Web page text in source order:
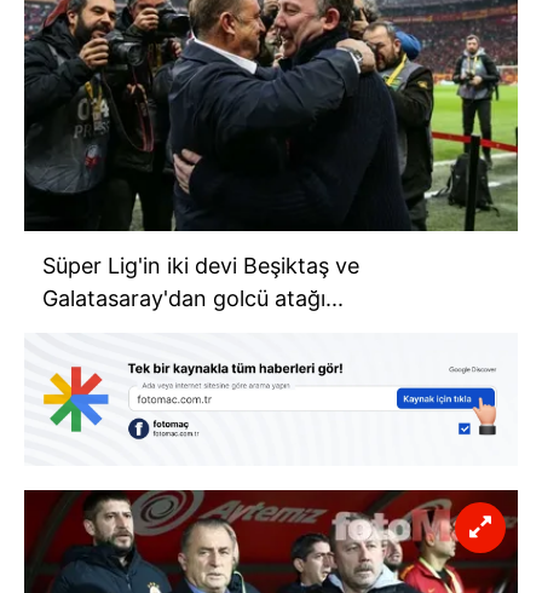
Süper Lig'in iki devi Beşiktaş ve
Galatasaray'dan golcü atağı...